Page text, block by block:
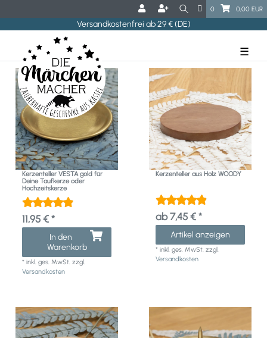
0 0,00 EUR
Versandkostenfrei ab 29 € (DE)
☰
Kerzenteller VESTA gold für
Deine Taufkerze oder
Hochzeitskerze
11,95 € *
In den
Warenkorb
*inkl. ges. MwSt. zzgl.
Versandkosten
Kerzenteller aus Holz WOODY
ab 7,45 € *
Artikel anzeigen
*inkl. ges. MwSt. zzgl.
Versandkosten